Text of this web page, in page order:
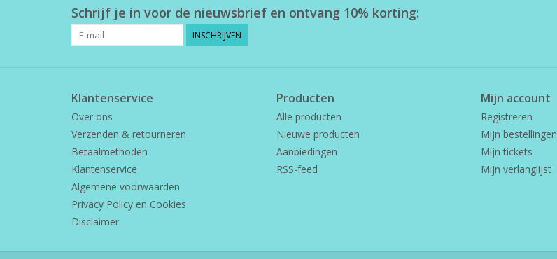
Schrijf je in voor de nieuwsbrief en ontvang 10% korting:
INSCHRIJVEN
Klantenservice
Over ons
Verzenden & retourneren
Betaalmethoden
Klantenservice
Algemene voorwaarden
Privacy Policy en Cookies
Disclaimer
Producten
Alle producten
Nieuwe producten
Aanbiedingen
RSS-feed
Mijn account
Registreren
Mijn bestellingen
Mijn tickets
Mijn verlanglijst